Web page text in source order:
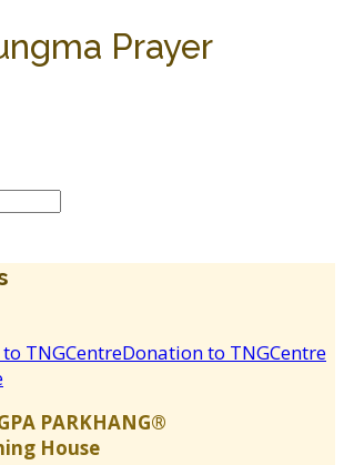
Prayer
Donation to TNGCentre
PARKHANG®
House